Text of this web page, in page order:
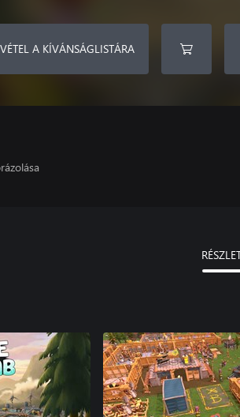
A KÍVÁNSÁGLISTÁRA